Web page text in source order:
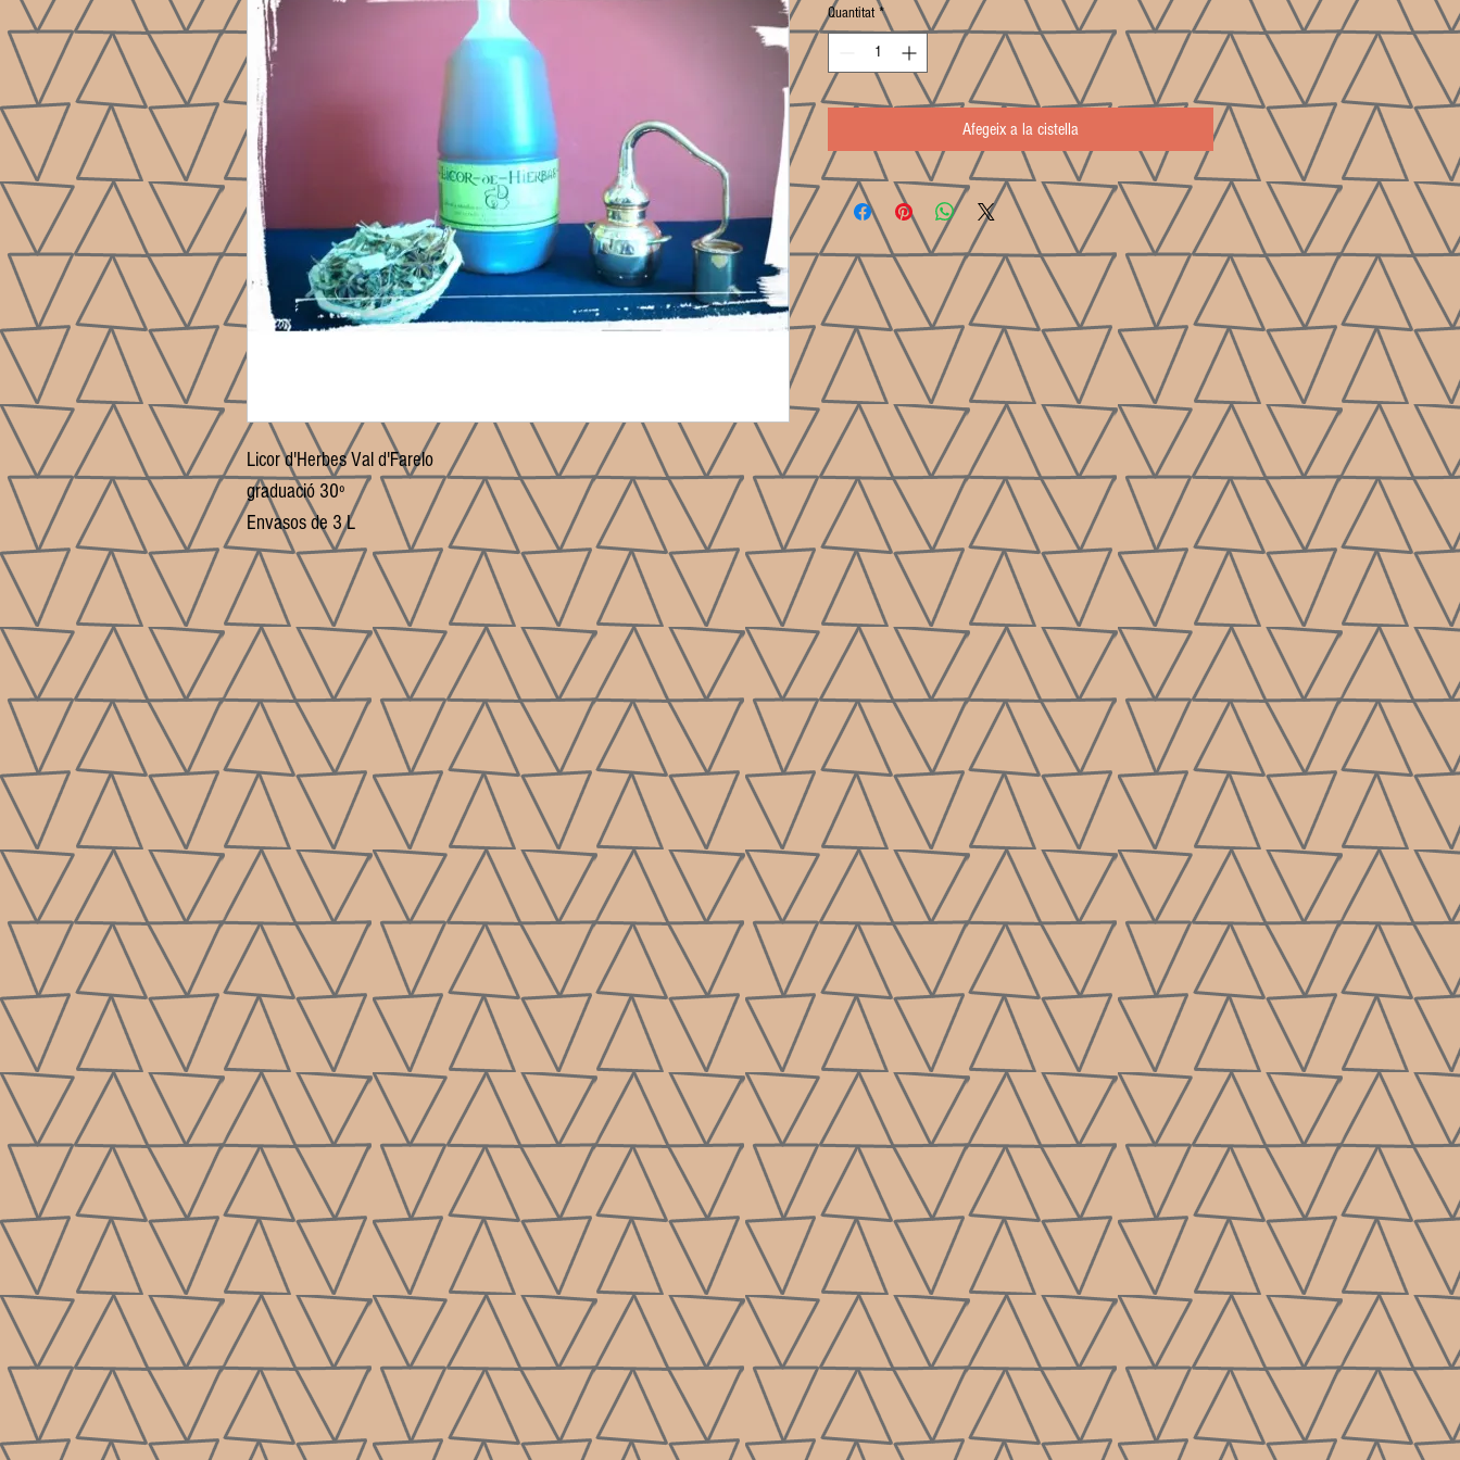
Licor d'Herbes Val d'Farelo
graduació 30º
Envasos de 3 L
Quantitat *
Afegeix a la cistella